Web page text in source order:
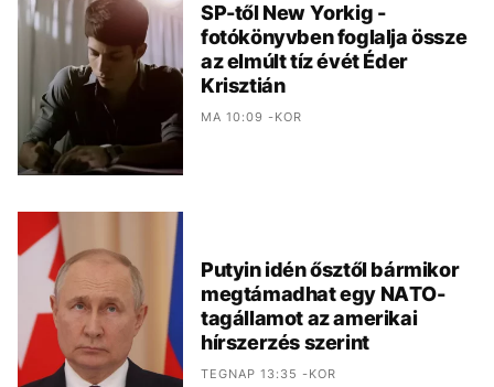
SP-től New Yorkig -
fotókönyvben foglalja össze
az elmúlt tíz évét Éder
Krisztián
MA 10:09 -KOR
Putyin idén ősztől bármikor
megtámadhat egy NATO-
tagállamot az amerikai
hírszerzés szerint
TEGNAP 13:35 -KOR